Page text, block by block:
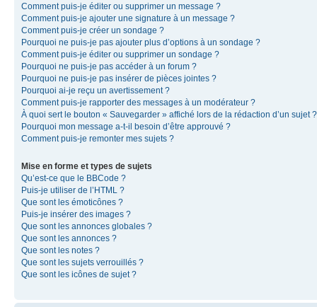
Comment puis-je éditer ou supprimer un message ?
Comment puis-je ajouter une signature à un message ?
Comment puis-je créer un sondage ?
Pourquoi ne puis-je pas ajouter plus d’options à un sondage ?
Comment puis-je éditer ou supprimer un sondage ?
Pourquoi ne puis-je pas accéder à un forum ?
Pourquoi ne puis-je pas insérer de pièces jointes ?
Pourquoi ai-je reçu un avertissement ?
Comment puis-je rapporter des messages à un modérateur ?
À quoi sert le bouton « Sauvegarder » affiché lors de la rédaction d’un sujet ?
Pourquoi mon message a-t-il besoin d’être approuvé ?
Comment puis-je remonter mes sujets ?
Mise en forme et types de sujets
Qu’est-ce que le BBCode ?
Puis-je utiliser de l’HTML ?
Que sont les émoticônes ?
Puis-je insérer des images ?
Que sont les annonces globales ?
Que sont les annonces ?
Que sont les notes ?
Que sont les sujets verrouillés ?
Que sont les icônes de sujet ?